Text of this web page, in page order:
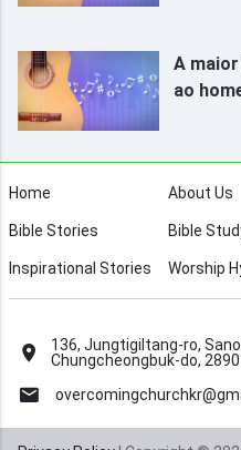
A
ao
Home About Us
Bible Stories Bible
Inspirational Stories Worship
136, Jungtigiltang-ro,
Chungcheongbuk-do,